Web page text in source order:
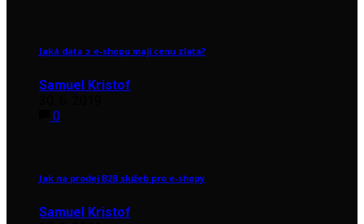
Jaká data z e-shopu mají cenu zlata?
Samuel Kristof
0
Jak na prodej B2B služeb pro e-shopy
Samuel Kristof